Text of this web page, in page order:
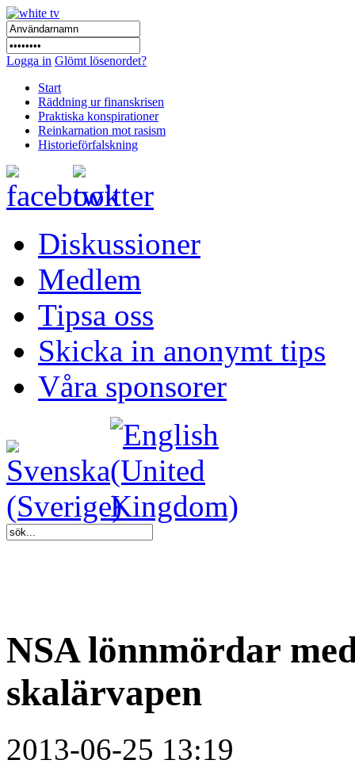
Logga in Glömt lösenordet?
Start
Räddning ur finanskrisen
Praktiska konspirationer
Reinkarnation mot rasism
Historieförfalskning
Diskussioner
Medlem
Tipsa oss
Skicka in anonymt tips
Våra sponsorer
NSA lönnmördar
skalärvapen
2013-06-25 13:19